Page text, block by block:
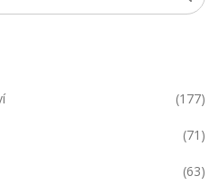
(177)
(71)
(63)